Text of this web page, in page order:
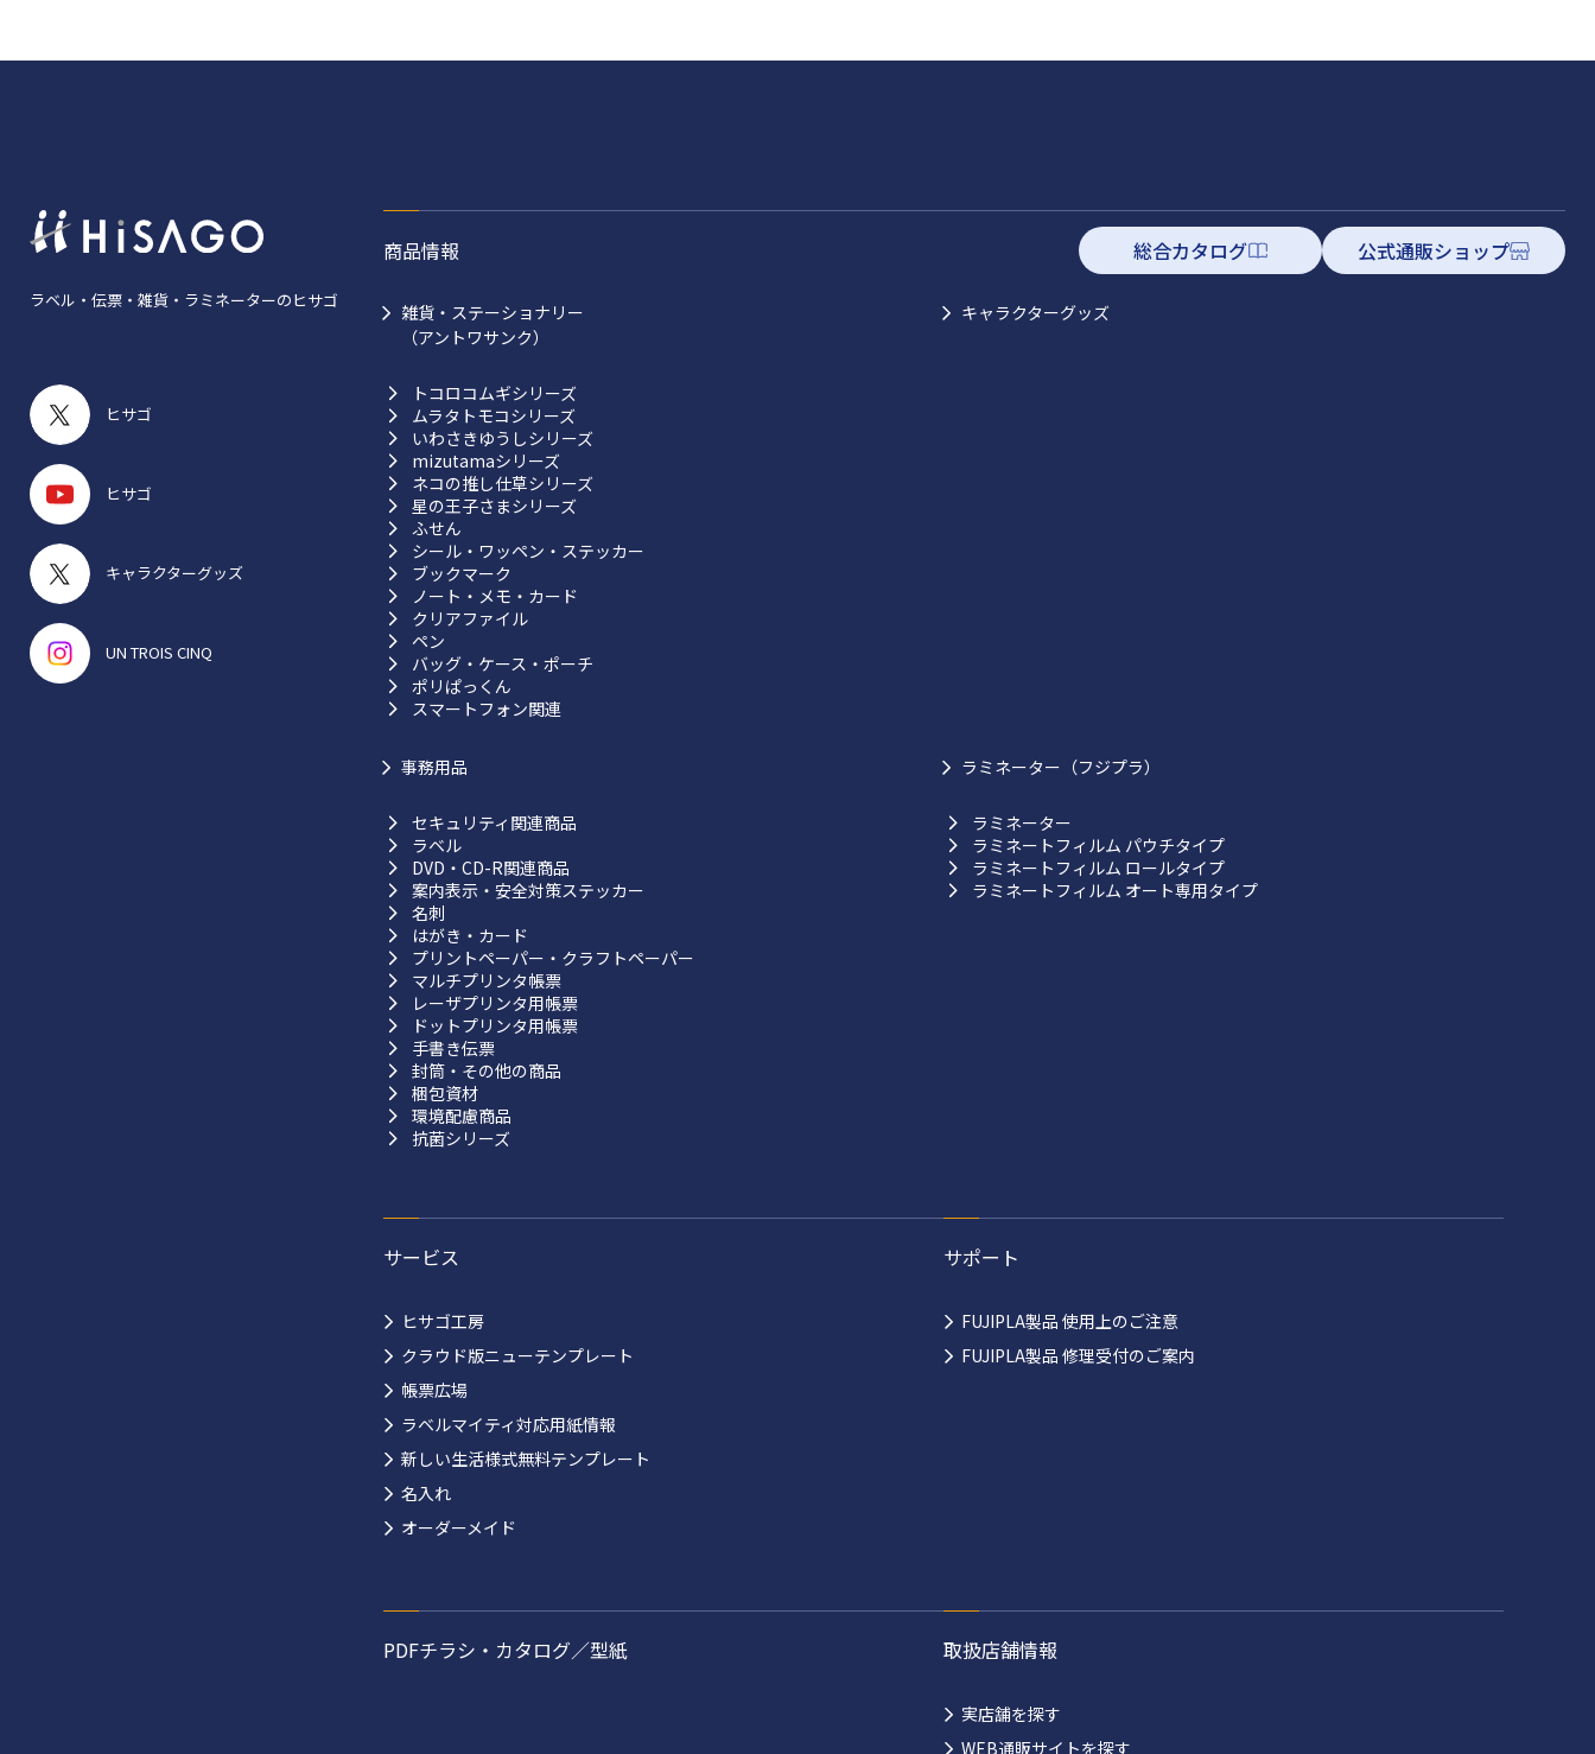
ラベル・伝票・雑貨・ラミネーターのヒサゴ
ヒサゴ
ヒサゴ
キャラクターグッズ
UN TROIS CINQ
商品情報 総合カタログ 公式通販ショップ
雑貨・ステーショナリー
（アントワサンク）
トコロコムギシリーズ
ムラタトモコシリーズ
いわさきゆうしシリーズ
mizutamaシリーズ
ネコの推し仕草シリーズ
星の王子さまシリーズ
ふせん
シール・ワッペン・ステッカー
ブックマーク
ノート・メモ・カード
クリアファイル
ペン
バッグ・ケース・ポーチ
ポリぱっくん
スマートフォン関連
キャラクターグッズ
事務用品
セキュリティ関連商品
ラベル
DVD・CD-R関連商品
案内表示・安全対策ステッカー
名刺
はがき・カード
プリントペーパー・クラフトペーパー
マルチプリンタ帳票
レーザプリンタ用帳票
ドットプリンタ用帳票
手書き伝票
封筒・その他の商品
梱包資材
環境配慮商品
抗菌シリーズ
ラミネーター（フジプラ）
ラミネーター
ラミネートフィルム パウチタイプ
ラミネートフィルム ロールタイプ
ラミネートフィルム オート専用タイプ
サービス
ヒサゴ工房
クラウド版ニューテンプレート
帳票広場
ラベルマイティ対応用紙情報
新しい生活様式無料テンプレート
名入れ
オーダーメイド
サポート
FUJIPLA製品 使用上のご注意
FUJIPLA製品 修理受付のご案内
PDFチラシ・カタログ／型紙 取扱店舗情報
実店舗を探す
WEB通販サイトを探す